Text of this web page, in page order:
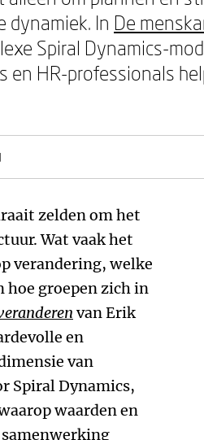
dynamiek. In De
Spiral Dynamics-
en HR-professionals
zelden om het
Wat vaak het
verandering, welke
groepen zich in
van Erik
en
van
Spiral Dynamics,
waarden en